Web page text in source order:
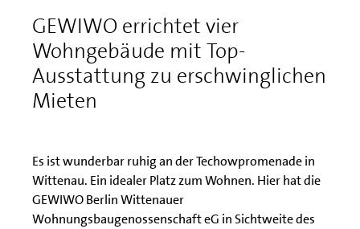
GEWIWO errichtet vier
Wohngebäude mit Top-
Ausstattung zu erschwinglichen
Mieten
Es ist wunderbar ruhig an der Techowpromenade in
Wittenau. Ein idealer Platz zum Wohnen. Hier hat die
GEWIWO Berlin Wittenauer
Wohnungsbaugenossenschaft eG in Sichtweite des